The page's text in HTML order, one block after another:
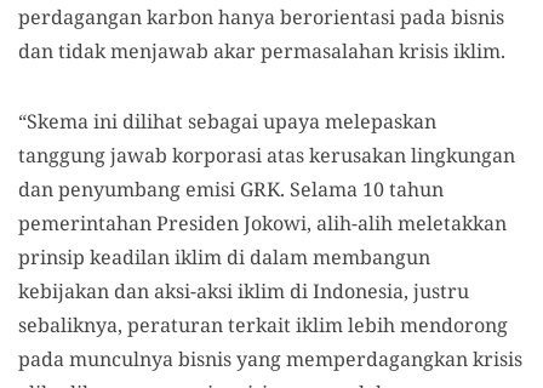
perdagangan karbon hanya berorientasi pada bisnis
dan tidak menjawab akar permasalahan krisis iklim.
“Skema ini dilihat sebagai upaya melepaskan
tanggung jawab korporasi atas kerusakan lingkungan
dan penyumbang emisi GRK. Selama 10 tahun
pemerintahan Presiden Jokowi, alih-alih meletakkan
prinsip keadilan iklim di dalam membangun
kebijakan dan aksi-aksi iklim di Indonesia, justru
sebaliknya, peraturan terkait iklim lebih mendorong
pada munculnya bisnis yang memperdagangkan krisis